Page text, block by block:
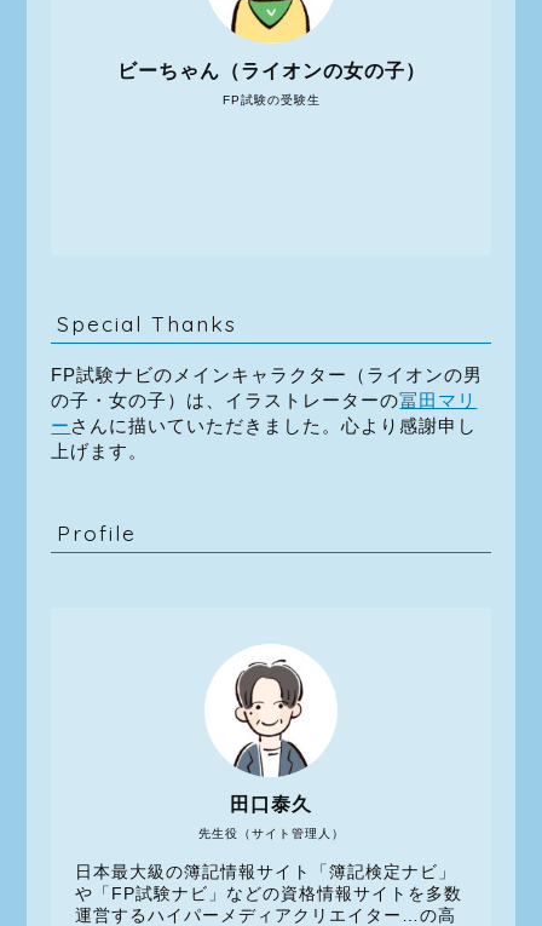
FP試験の受験生
ビーちゃん（ライオンの女の子）
Special Thanks
FP試験ナビのメインキャラクター（ライオンの男
の子・女の子）は、イラストレーターの冨田マリ
ー さんに描いていただきました。心より感謝申し
上げます。
Profile
先生役（サイト管理人）
田口泰久
日本最大級の簿記情報サイト「簿記検定ナビ」
や「FP試験ナビ」などの資格情報サイトを多数
運営するハイパーメディアクリエイター…の高